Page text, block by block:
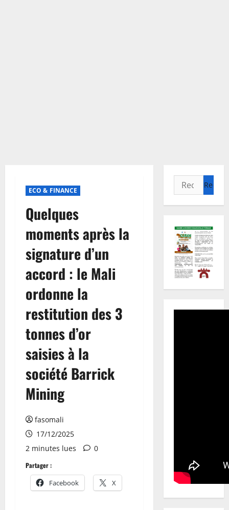
ECO & FINANCE
Quelques
moments après la
signature d’un
accord : le Mali
ordonne la
restitution des 3
tonnes d’or
saisies à la
société Barrick
Mining
fasomali
17/12/2025
2 minutes lues
0
Partager :
Facebook X
Rechercher :